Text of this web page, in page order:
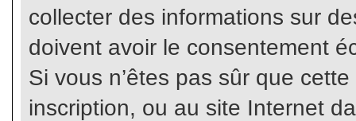
collecter des informations sur
doivent avoir le consentement
Si vous n’êtes pas sûr que
inscription, ou au site Internet